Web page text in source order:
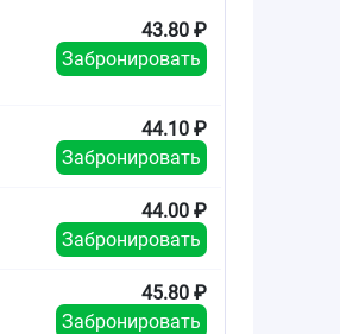
43.80 ₽
Забронировать
44.10 ₽
Забронировать
44.00 ₽
Забронировать
45.80 ₽
Забронировать